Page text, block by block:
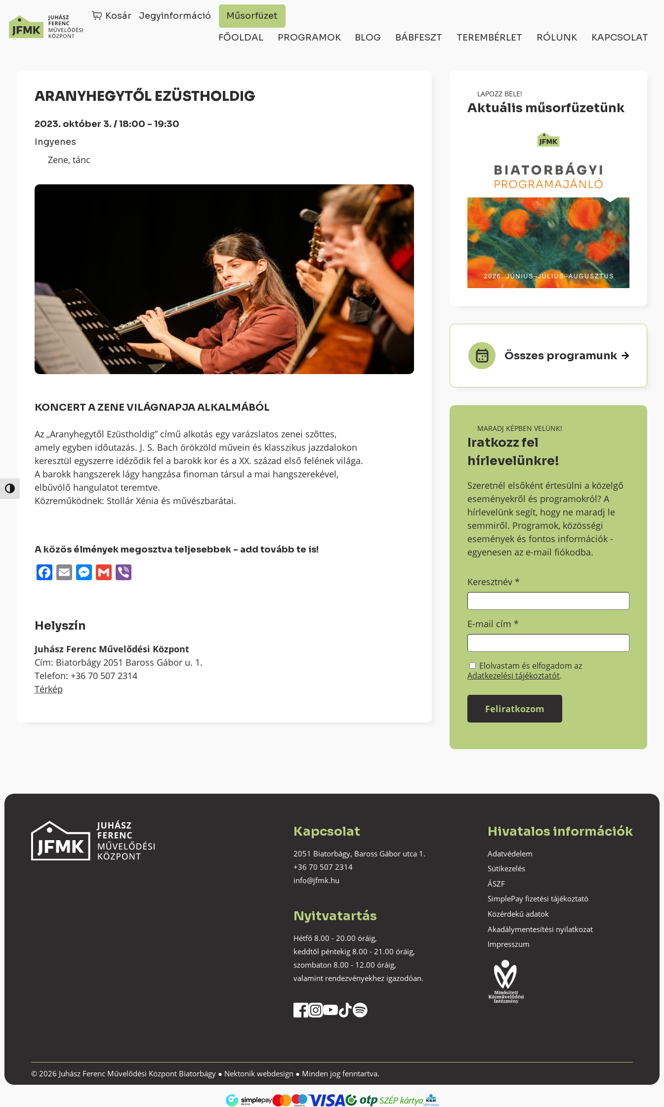
Nagy kontraszt váltása
Kosár Jegyinformáció Műsorfüzet
FŐOLDAL PROGRAMOK BLOG BÁBFESZT TEREMBÉRLET RÓLUNK KAPCSOLAT
ARANYHEGYTŐL EZÜSTHOLDIG
2023. október 3. / 18:00 - 19:30
Ingyenes
Zene, tánc
KONCERT A ZENE VILÁGNAPJA ALKALMÁBÓL
Az „Aranyhegytől Ezüstholdig” című alkotás egy varázslatos zenei szőttes,
amely egyben időutazás. J. S. Bach örökzöld művein és klasszikus jazzdalokon
keresztül egyszerre idéződik fel a barokk kor és a XX. század első felének világa.
A barokk hangszerek lágy hangzása finoman társul a mai hangszerekével,
elbűvölő hangulatot teremtve.
Közreműködnek: Stollár Xénia és művészbarátai.
A közös élmények megosztva teljesebbek - add tovább te is!
Facebook
EmailMessenger
GmailViber
Helyszín
Juhász Ferenc Művelődési Központ
Cím: Biatorbágy 2051 Baross Gábor u. 1.
Telefon: +36 70 507 2314
Térkép
LAPOZZ BELE!
Aktuális műsorfüzetünk
Összes programunk
MARADJ KÉPBEN VELÜNK!
Iratkozz fel
hírlevelünkre!
Szeretnél elsőként értesülni a közelgő
eseményekről és programokról? A
hírlevelünk segít, hogy ne maradj le
semmiről. Programok, közösségi
események és fontos információk -
egyenesen az e-mail fiókodba.
Keresztnév*
E-mail cím*
Elolvastam és elfogadom az
Adatkezelési tájékoztatót.
Kapcsolat
2051 Biatorbágy, Baross Gábor utca 1.
+36 70 507 2314
info@jfmk.hu
Nyitvatartás
Hétfő 8.00 - 20.00 óráig,
keddtől péntekig 8.00 - 21.00 óráig,
szombaton 8.00 - 12.00 óráig,
valamint rendezvényekhez igazodóan.
Hivatalos információk
Adatvédelem
Sütikezelés
ÁSZF
SimplePay fizetési tájékoztató
Közérdekű adatok
Akadálymentesítési nyilatkozat
Impresszum
© 2026 Juhász Ferenc Művelődési Központ Biatorbágy ● Nektonik webdesign ● Minden jog fenntartva.